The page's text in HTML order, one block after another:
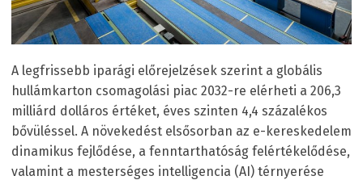
A legfrissebb iparági előrejelzések szerint a globális
hullámkarton csomagolási piac 2032-re elérheti a 206,3
milliárd dolláros értéket, éves szinten 4,4 százalékos
bővüléssel. A növekedést elsősorban az e-kereskedelem
dinamikus fejlődése, a fenntarthatóság felértékelődése,
valamint a mesterséges intelligencia (AI) térnyerése